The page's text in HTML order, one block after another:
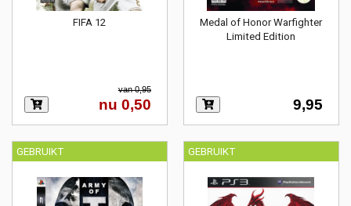
FIFA 12
van 0,95
nu 0,50
Medal of Honor Warfighter
Limited Edition
9,95
GEBRUIKT GEBRUIKT